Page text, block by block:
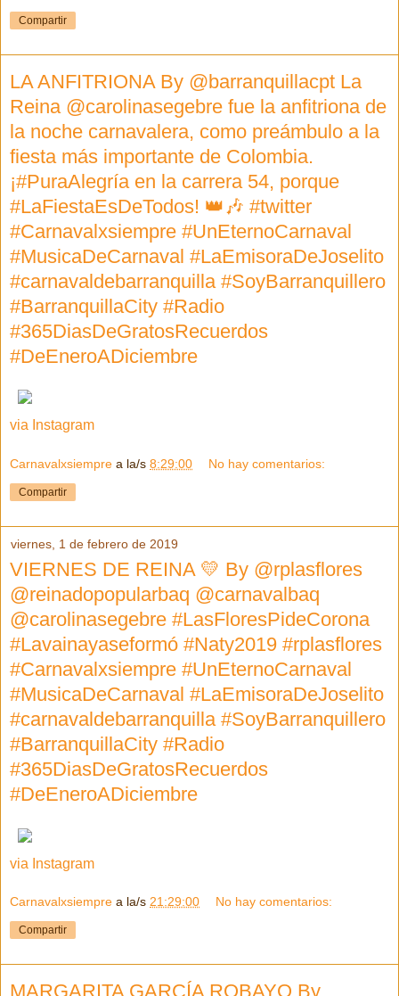
Compartir
LA ANFITRIONA By @barranquillacpt La
Reina @carolinasegebre fue la anfitriona de
la noche carnavalera, como preámbulo a la
fiesta más importante de Colombia.
¡#PuraAlegría en la carrera 54, porque
#LaFiestaEsDeTodos! 👑🎶 #twitter
#Carnavalxsiempre #UnEternoCarnaval
#MusicaDeCarnaval #LaEmisoraDeJoselito
#carnavaldebarranquilla #SoyBarranquillero
#BarranquillaCity #Radio
#365DiasDeGratosRecuerdos
#DeEneroADiciembre
via Instagram
Carnavalxsiempre a la/s 8:29:00 No hay comentarios:
Compartir
viernes, 1 de febrero de 2019
VIERNES DE REINA 💛 By @rplasflores
@reinadopopularbaq @carnavalbaq
@carolinasegebre #LasFloresPideCorona
#Lavainayaseformó #Naty2019 #rplasflores
#Carnavalxsiempre #UnEternoCarnaval
#MusicaDeCarnaval #LaEmisoraDeJoselito
#carnavaldebarranquilla #SoyBarranquillero
#BarranquillaCity #Radio
#365DiasDeGratosRecuerdos
#DeEneroADiciembre
via Instagram
Carnavalxsiempre a la/s 21:29:00 No hay comentarios:
Compartir
MARGARITA GARCÍA ROBAYO By